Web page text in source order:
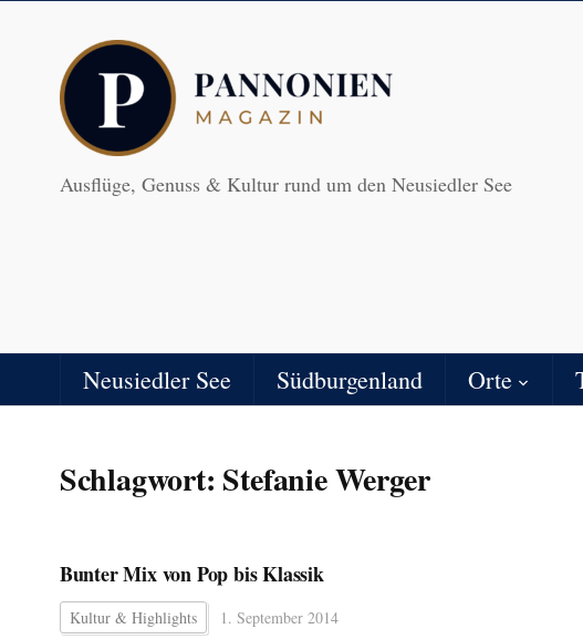
Ausflüge, Genuss & Kultur rund um den Neusiedler See
Neusiedler See Südburgenland Orte
Schlagwort: Stefanie Werger
Bunter Mix von Pop bis Klassik
Kultur & Highlights 1. September 2014